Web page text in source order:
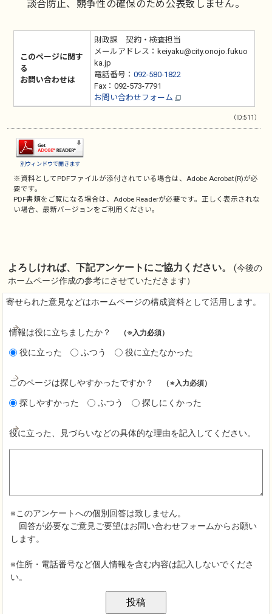
談合防止、競争性の確保のため公表致しません。
このページに関す
る
お問い合わせは
財政課 契約・検査担当
メールアドレス：keiyaku@city.onojo.fukuo
ka.jp
電話番号： 092-580-1822
Fax：092-573-7791
お問い合わせフォーム
（ID:511）
別ウィンドウで開きます
※資料としてPDFファイルが添付されている場合は、Adobe Acrobat(R)が必
要です。
PDF書類をご覧になる場合は、Adobe Readerが必要です。正しく表示されな
い場合、最新バージョンをご利用ください。